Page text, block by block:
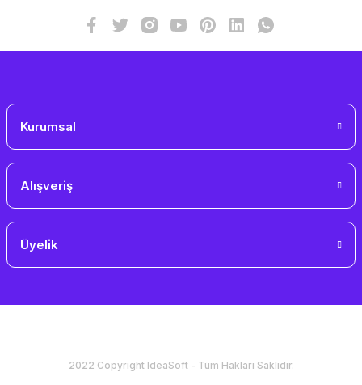
Kurumsal
Alışveriş
Üyelik
2022 Copyright IdeaSoft - Tüm Hakları Saklıdır.